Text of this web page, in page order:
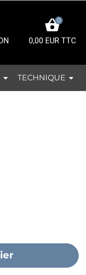
0
0,00 EUR TTC
TECHNIQUE